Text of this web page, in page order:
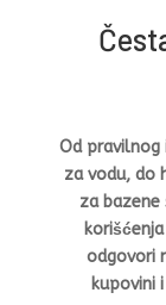
Od
za vodu, do
za bazene
odgovori
kupovini